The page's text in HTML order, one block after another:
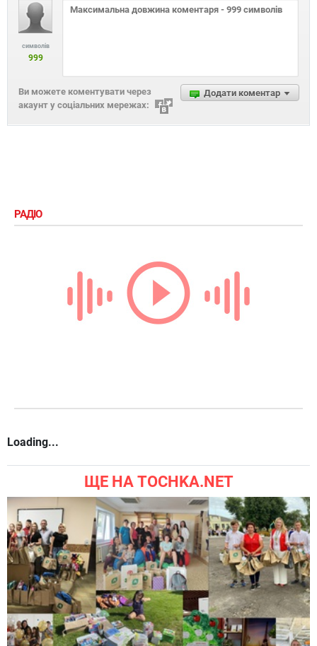
символів
999
Додати коментар
Ви можете коментувати через
акаунт у соціальних мережах:
РАДІО
Loading...
ЩЕ НА TOCHKA.NET